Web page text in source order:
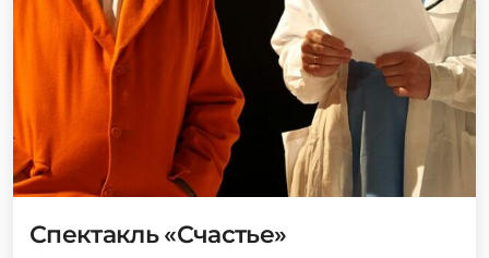
Спектакль «Счастье»